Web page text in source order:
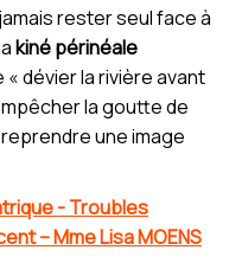
rester seul face à
kiné périnéale
dévier la rivière avant
la goutte de
une image
- Troubles
– Mme Lisa MOENS